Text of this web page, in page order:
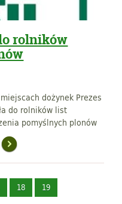
rolników
dożynek Prezes
do rolników list
pomyślnych plonów
18 19